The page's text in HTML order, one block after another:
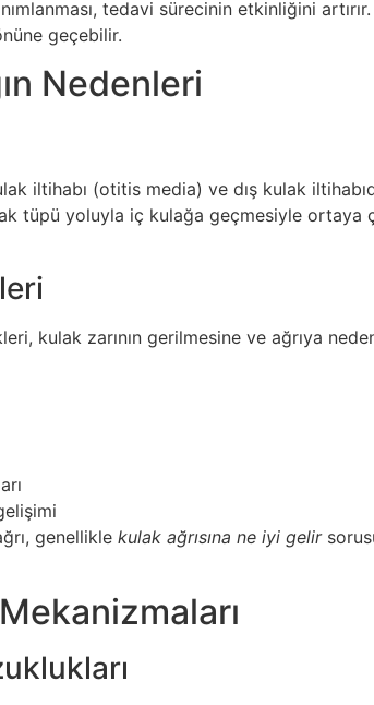
tedavi sürecinin etkinliğini
geçebilir.
Nedenleri
iltihabı (otitis media) ve dış kulak
tüpü yoluyla iç kulağa geçmesiyle ortaya
kulak zarının gerilmesine ve ağrıya
genellikle kulak ağrısına ne iyi gelir